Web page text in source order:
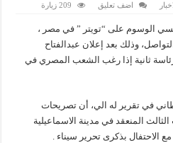
اضف تعليق 209 زيارة
الوسوم على “تويتر ” في مصر ،
وذلك بعد إعلان عبدالفتاح
ثانية إذا رغب الشعب المصري في
في تقرير له الي، أن تصريحات
المنعقد في مدينة الاسماعيلية
الاحتفال بذكرى تحرير سيناء .